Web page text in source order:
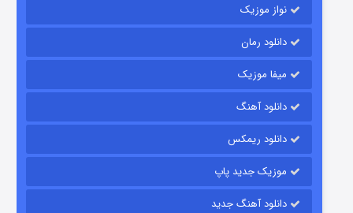
قسمت7 (زیرنویس) منتشر شد
نواز موزیک
دانلود رمان
میفا موزیک
دانلود آهنگ
دانلود ریمکس
موزیک جدید پاپ
دانلود آهنگ جدید